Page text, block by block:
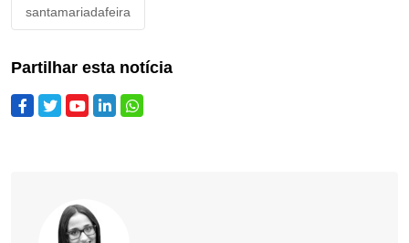
santamariadafeira
Partilhar esta notícia